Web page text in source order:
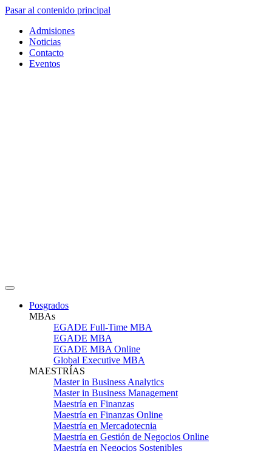
Pasar al contenido principal
Admisiones
Noticias
Contacto
Eventos
Posgrados
MBAs
EGADE Full-Time MBA
EGADE MBA
EGADE MBA Online
Global Executive MBA
MAESTRÍAS
Master in Business Analytics
Master in Business Management
Maestría en Finanzas
Maestría en Finanzas Online
Maestría en Mercadotecnia
Maestría en Gestión de Negocios Online
Maestría en Negocios Sostenibles